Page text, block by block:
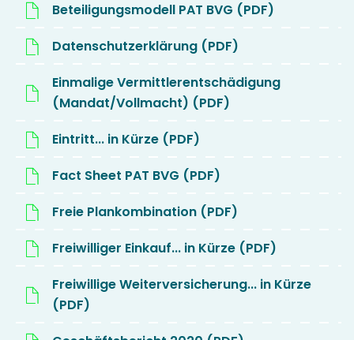
Beteiligungsmodell PAT BVG (PDF)
Datenschutzerklärung (PDF)
Einmalige Vermittlerentschädigung
(Mandat/Vollmacht) (PDF)
Eintritt... in Kürze (PDF)
Fact Sheet PAT BVG (PDF)
Freie Plankombination (PDF)
Freiwilliger Einkauf... in Kürze (PDF)
Freiwillige Weiterversicherung... in Kürze
(PDF)